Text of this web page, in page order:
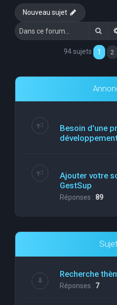
Nouveau sujet
94 sujets 1 2
Besoin d'une
Ajouter votre
GestSup
Réponses : 89
Recherche
Réponses : 7